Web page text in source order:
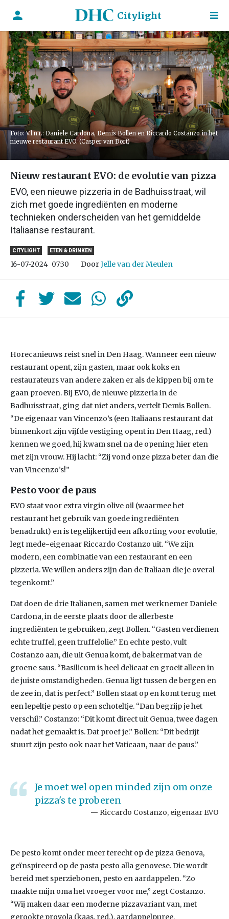
Citylight
Foto: V.l.n.r.: Daniele Cardona, Demis Bollen en Riccardo Costanzo in het
nieuwe restaurant EVO. (Casper van Dort)
Nieuw restaurant EVO: de evolutie van pizza
EVO, een nieuwe pizzeria in de Badhuisstraat, wil
zich met goede ingrediënten en moderne
technieken onderscheiden van het gemiddelde
Italiaanse restaurant.
CITYLIGHT ETEN & DRINKEN
16-07-2024 07:30 DoorJelle van der Meulen
Horecanieuws reist snel in Den Haag. Wanneer een nieuw
restaurant opent, zijn gasten, maar ook koks en
restaurateurs van andere zaken er als de kippen bij om te
gaan proeven. Bij EVO, de nieuwe pizzeria in de
Badhuisstraat, ging dat niet anders, vertelt Demis Bollen.
“De eigenaar van Vincenzo’s (een Italiaans restaurant dat
binnenkort zijn vijfde vestiging opent in Den Haag, red.)
kennen we goed, hij kwam snel na de opening hier eten
met zijn vrouw. Hij lacht: “Zij vond onze pizza beter dan die
van Vincenzo’s!”
Pesto voor de paus
EVO staat voor extra virgin olive oil (waarmee het
restaurant het gebruik van goede ingrediënten
benadrukt) en is tegelijkertijd een afkorting voor evolutie,
legt mede-eigenaar Riccardo Costanzo uit. “We zijn
modern, een combinatie van een restaurant en een
pizzeria. We willen anders zijn dan de Italiaan die je overal
tegenkomt.”
Dat doen de drie Italianen, samen met werknemer Daniele
Cardona, in de eerste plaats door de allerbeste
ingrediënten te gebruiken, zegt Bollen. “Gasten verdienen
echte truffel, geen truffelolie.” En echte pesto, vult
Costanzo aan, die uit Genua komt, de bakermat van de
groene saus. “Basilicum is heel delicaat en groeit alleen in
de juiste omstandigheden. Genua ligt tussen de bergen en
de zee in, dat is perfect.” Bollen staat op en komt terug met
een lepeltje pesto op een schoteltje. “Dan begrijp je het
verschil.” Costanzo: “Dit komt direct uit Genua, twee dagen
nadat het gemaakt is. Dat proef je.” Bollen: “Dit bedrijf
stuurt zijn pesto ook naar het Vaticaan, naar de paus.”
Je moet wel open minded zijn om onze
pizza's te proberen
Riccardo Costanzo, eigenaar EVO
De pesto komt onder meer terecht op de pizza Genova,
geïnspireerd op de pasta pesto alla genovese. Die wordt
bereid met sperziebonen, pesto en aardappelen. “Zo
maakte mijn oma het vroeger voor me,” zegt Costanzo.
“Wij maken daar een moderne pizzavariant van, met
gerookte provola (kaas, red.), aardappelpuree,